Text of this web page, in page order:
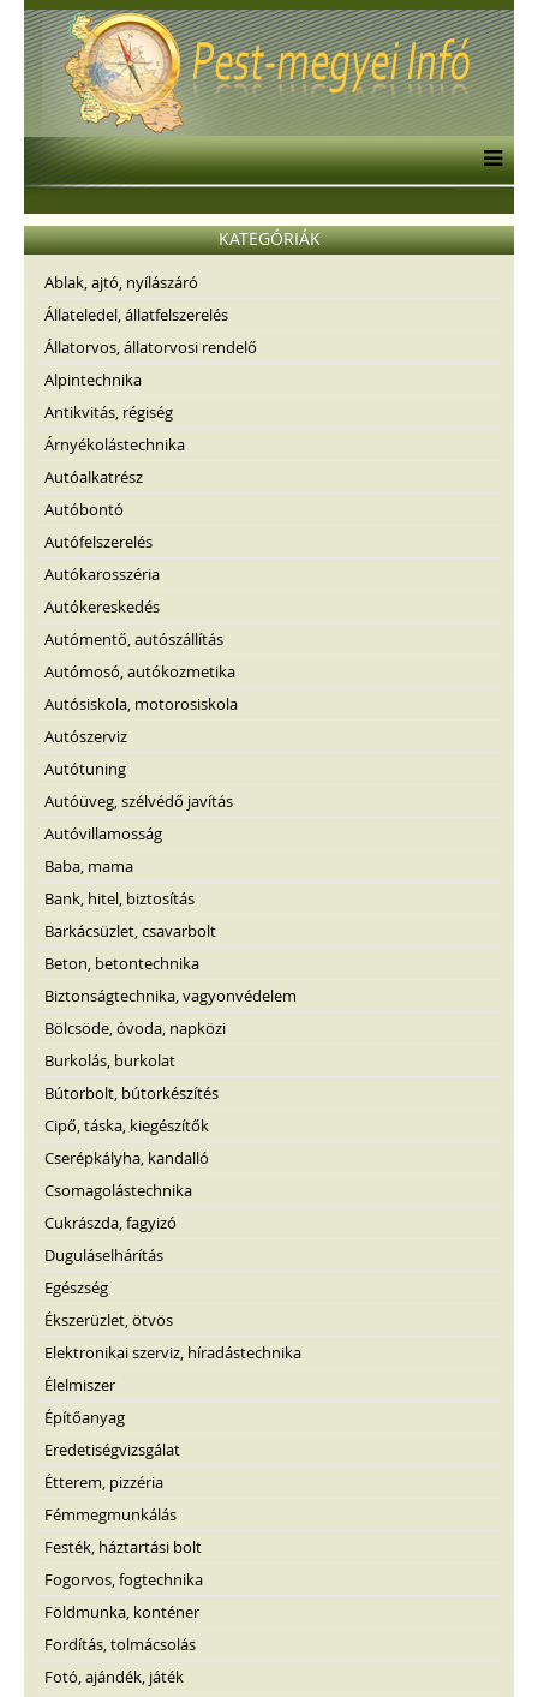
KATEGÓRIÁK
Ablak, ajtó, nyílászáró
Állateledel, állatfelszerelés
Állatorvos, állatorvosi rendelő
Alpintechnika
Antikvitás, régiség
Árnyékolástechnika
Autóalkatrész
Autóbontó
Autófelszerelés
Autókarosszéria
Autókereskedés
Autómentő, autószállítás
Autómosó, autókozmetika
Autósiskola, motorosiskola
Autószerviz
Autótuning
Autóüveg, szélvédő javítás
Autóvillamosság
Baba, mama
Bank, hitel, biztosítás
Barkácsüzlet, csavarbolt
Beton, betontechnika
Biztonságtechnika, vagyonvédelem
Bölcsöde, óvoda, napközi
Burkolás, burkolat
Bútorbolt, bútorkészítés
Cipő, táska, kiegészítők
Cserépkályha, kandalló
Csomagolástechnika
Cukrászda, fagyizó
Duguláselhárítás
Egészség
Ékszerüzlet, ötvös
Elektronikai szerviz, híradástechnika
Élelmiszer
Építőanyag
Eredetiségvizsgálat
Étterem, pizzéria
Fémmegmunkálás
Festék, háztartási bolt
Fogorvos, fogtechnika
Földmunka, konténer
Fordítás, tolmácsolás
Fotó, ajándék, játék